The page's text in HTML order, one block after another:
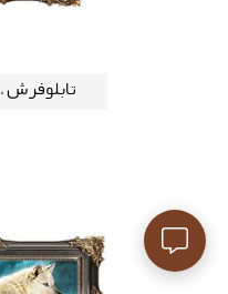
تابلوفرش ، 1200 شانه - 117-2